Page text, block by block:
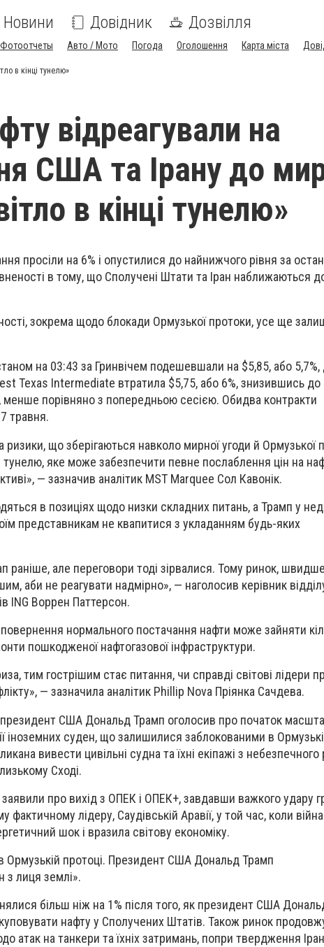
Новини Довідник Дозвілля
Фотоотчеты Авто / Мото Погода Оголошення Карта міста
в кінці тунелю»
відреагували на
США та Ірану до
в кінці тунелю»
просіли на 6% і опустилися до найнижчого рівня за
в тому, що Сполучені Штати та Іран наближаються
зокрема щодо блокади Ормузької протоки, усе ще
на 03:43 за Гринвічем подешевшали на $5,85, або 5,7%,
Texas Intermediate втратила $5,75, або 6%, знизившись до
менше порівняно з попередньою сесією. Обидва контракти
травня.
ризики, що зберігаються навколо мирної угоди й Ормузької
тунелю, яке може забезпечити певне послаблення цін на
— зазначив аналітик MST Marquee Сол Кавонік.
в позиціях щодо низки складних питань, а Трамп у
представникам не квапитися з укладанням будь-яких
раніше, але переговори тоді зірвалися. Тому ринок,
аби не реагувати надмірно», — наголосив керівник
ING Воррен Паттерсон.
нормального постачання нафти може зайняти
пошкодженої нафтогазової інфраструктури.
тим гострішим стає питання, чи справді світові лідери
— зазначила аналітик Phillip Nova Пріянка Сачдева.
США Дональд Трамп оголосив про початок
іноземних суден, що залишилися заблокованими в
вивести цивільні судна та їхні екіпажі з небезпечного
Сході.
заявили про вихід з ОПЕК і ОПЕК+, завдавши важкого удару
фактичному лідеру, Саудівській Аравії, у той час, коли
шок і вразила світову економіку.
в Ормузькій протоці. Президент США Дональд Трамп
з лиця землі».
більш ніж на 1% після того, як президент США
нафту у Сполучених Штатів. Також ринок
атак на танкери та їхніх затримань, попри твердження